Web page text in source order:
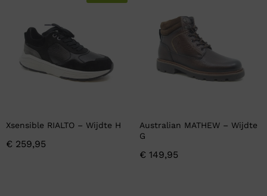
Xsensible RIALTO – Wijdte H
€ 259,95
Australian MATHEW – Wijdte
G
€ 149,95